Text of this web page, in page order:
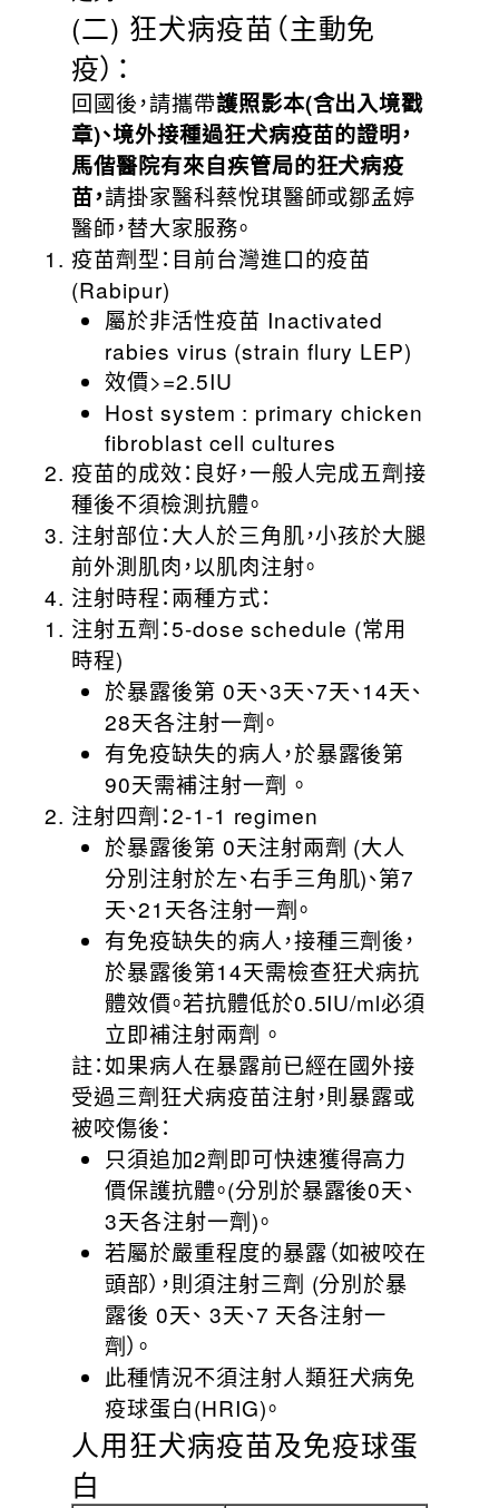
(二) 狂犬病疫苗（主動免
疫）：
回國後，請攜帶護照影本(含出入境戳
章)、境外接種過狂犬病疫苗的證明，
馬偕醫院有來自疾管局的狂犬病疫
苗，請掛家醫科蔡悅琪醫師或鄒孟婷
醫師，替大家服務。
疫苗劑型：目前台灣進口的疫苗
(Rabipur)
屬於非活性疫苗 Inactivated
rabies virus (strain flury LEP)
效價>=2.5IU
Host system : primary chicken
fibroblast cell cultures
疫苗的成效：良好，一般人完成五劑接
種後不須檢測抗體。
注射部位：大人於三角肌，小孩於大腿
前外測肌肉，以肌肉注射。
注射時程：兩種方式：
注射五劑：5-dose schedule (常用
時程)
於暴露後第 0天、3天、7天、14天、
28天各注射一劑。
有免疫缺失的病人，於暴露後第
90天需補注射一劑 。
注射四劑：2-1-1 regimen
於暴露後第 0天注射兩劑 (大人
分別注射於左、右手三角肌)、第7
天、21天各注射一劑。
有免疫缺失的病人，接種三劑後，
於暴露後第14天需檢查狂犬病抗
體效價。若抗體低於0.5IU/ml必須
立即補注射兩劑 。
註：如果病人在暴露前已經在國外接
受過三劑狂犬病疫苗注射，則暴露或
被咬傷後：
只須追加2劑即可快速獲得高力
價保護抗體。(分別於暴露後0天、
3天各注射一劑)。
若屬於嚴重程度的暴露（如被咬在
頭部），則須注射三劑 (分別於暴
露後 0天、 3天、7 天各注射一
劑）。
此種情況不須注射人類狂犬病免
疫球蛋白(HRIG)。
人用狂犬病疫苗及免疫球蛋
白